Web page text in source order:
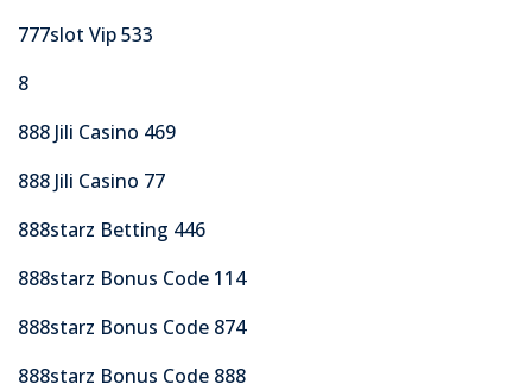
777slot Vip 533
8
888 Jili Casino 469
888 Jili Casino 77
888starz Betting 446
888starz Bonus Code 114
888starz Bonus Code 874
888starz Bonus Code 888